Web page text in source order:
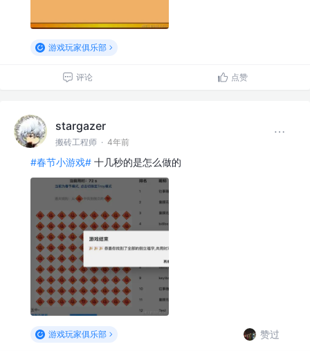
游戏玩家俱乐部
评论 点赞
stargazer
搬砖工程师 · 4年前
#春节小游戏# 十几秒的是怎么做的
游戏玩家俱乐部 赞过